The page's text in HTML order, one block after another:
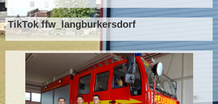
TikTok ffw_langburkersdorf